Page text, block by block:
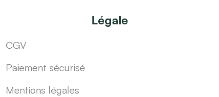
Légale
CGV
Paiement sécurisé
Mentions légales